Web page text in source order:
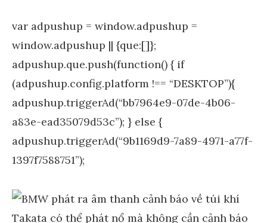
var adpushup = window.adpushup =
window.adpushup || {que:[]};
adpushup.que.push(function() { if
(adpushup.config.platform !== “DESKTOP”){
adpushup.triggerAd(“bb7964e9-07de-4b06-
a83e-ead35079d53c”); } else {
adpushup.triggerAd(“9b1169d9-7a89-4971-a77f-
1397f7588751”);